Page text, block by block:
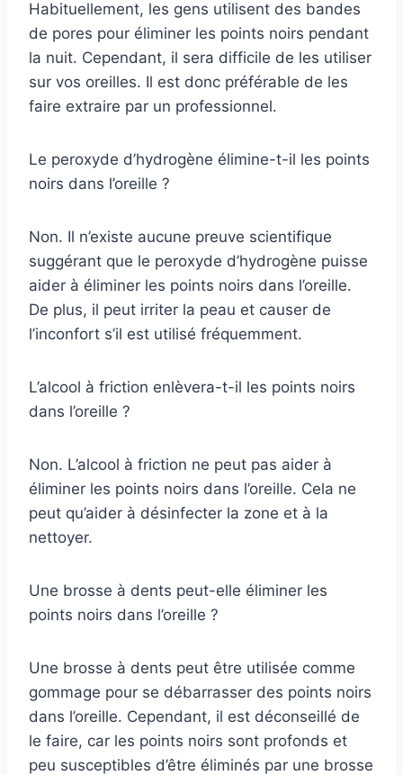
Habituellement, les gens utilisent des bandes
de pores pour éliminer les points noirs pendant
la nuit. Cependant, il sera difficile de les utiliser
sur vos oreilles. Il est donc préférable de les
faire extraire par un professionnel.
Le peroxyde d’hydrogène élimine-t-il les points
noirs dans l’oreille ?
Non. Il n’existe aucune preuve scientifique
suggérant que le peroxyde d’hydrogène puisse
aider à éliminer les points noirs dans l’oreille.
De plus, il peut irriter la peau et causer de
l’inconfort s’il est utilisé fréquemment.
L’alcool à friction enlèvera-t-il les points noirs
dans l’oreille ?
Non. L’alcool à friction ne peut pas aider à
éliminer les points noirs dans l’oreille. Cela ne
peut qu’aider à désinfecter la zone et à la
nettoyer.
Une brosse à dents peut-elle éliminer les
points noirs dans l’oreille ?
Une brosse à dents peut être utilisée comme
gommage pour se débarrasser des points noirs
dans l’oreille. Cependant, il est déconseillé de
le faire, car les points noirs sont profonds et
peu susceptibles d’être éliminés par une brosse